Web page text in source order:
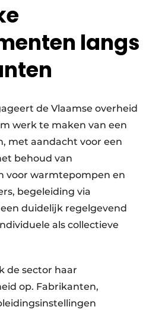
langs
de Vlaamse overheid
werk te maken van een
met aandacht voor een
behoud van
voor warmtepompen en
begeleiding via
duidelijk regelgevend
als collectieve
de sector haar
op. Fabrikanten,